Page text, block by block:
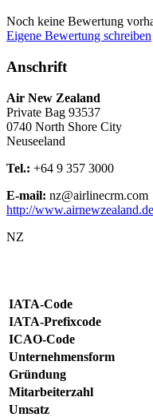
Noch keine Bewertung
Eigene Bewertung schreiben
Anschrift
Air New Zealand
Private Bag 93537
0740 North Shore City
Neuseeland
Tel.: +64 9 357 3000
E-mail: nz@airlinecrm.com
http://www.airnewzealand.de
NZ
IATA-Code
IATA-Prefixcode
ICAO-Code
Unternehmensform
Gründung
Mitarbeiterzahl
Umsatz